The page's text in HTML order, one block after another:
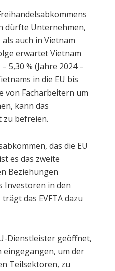
dürfte Unternehmen,
als auch in Vietnam
erwartet Vietnam
5,30 % (Jahre 2024 –
in die EU bis
von Facharbeitern um
kann das
zu befreien.
das die EU
es das zweite
Beziehungen
Investoren in den
das EVFTA dazu
Dienstleister geöffnet,
um der
Teilsektoren, zu